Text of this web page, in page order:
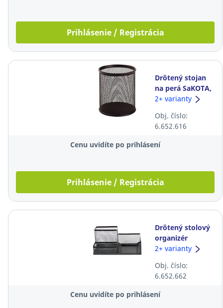
Prihlásenie / Registrácia
Drôtený stojan
na perá SaKOTA,
čierny
2+ varianty
Obj. číslo:
6.652.616
Cenu uvidíte po prihlásení
Prihlásenie / Registrácia
Drôtený stolový
organizér
SaKOTA, čierny
2+ varianty
Obj. číslo:
6.652.662
Cenu uvidíte po prihlásení